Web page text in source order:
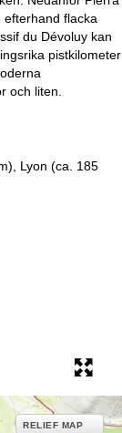
efterhand flacka
du Dévoluy kan
pistkilometer
och liten.
Lyon (ca. 185
RELIEF MAP